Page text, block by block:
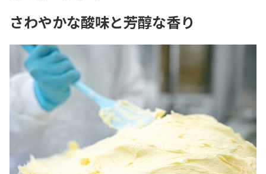
さわやかな酸味と芳醇な香り